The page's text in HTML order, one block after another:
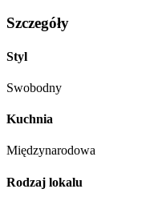
Szczegóły
Styl
Swobodny
Kuchnia
Międzynarodowa
Rodzaj lokalu